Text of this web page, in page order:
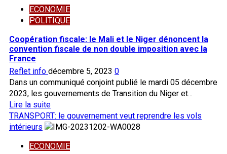
synergie
d’actions
avec
le
gouvernement
80
tonnes
d’engrais
frauduleux
ECONOMIE
POLITIQUE
Coopération fiscale: le Mali et le Niger dénoncent la
convention fiscale de non double imposition avec la
France
Reflet info décembre 5, 2023 0
Dans un communiqué conjoint publié le mardi 05 décembre
2023, les gouvernements de Transition du Niger et...
Lire la suiteEn
savoir
plus
Coopération
TRANSPORT: le gouvernement veut reprendre les vols
intérieurs
ECONOMIE